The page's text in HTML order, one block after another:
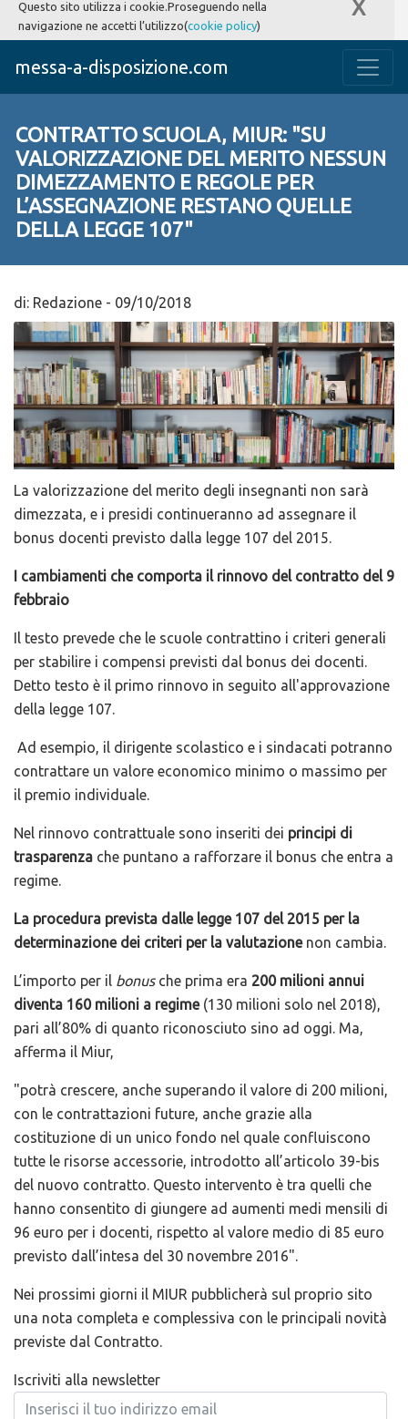
Questo sito utilizza i cookie.Proseguendo nella
navigazione ne accetti l’utilizzo(cookie policy)
X
messa-a-disposizione.com
CONTRATTO SCUOLA, MIUR: "SU
VALORIZZAZIONE DEL MERITO NESSUN
DIMEZZAMENTO E REGOLE PER
L’ASSEGNAZIONE RESTANO QUELLE
DELLA LEGGE 107"
di: Redazione - 09/10/2018
La valorizzazione del merito degli insegnanti non sarà
dimezzata, e i presidi continueranno ad assegnare il
bonus docenti previsto dalla legge 107 del 2015.
I cambiamenti che comporta il rinnovo del contratto del 9
febbraio
Il testo prevede che le scuole contrattino i criteri generali
per stabilire i compensi previsti dal bonus dei docenti.
Detto testo è il primo rinnovo in seguito all'approvazione
della legge 107.
Ad esempio, il dirigente scolastico e i sindacati potranno
contrattare un valore economico minimo o massimo per
il premio individuale.
Nel rinnovo contrattuale sono inseriti dei principi di
trasparenza che puntano a rafforzare il bonus che entra a
regime.
La procedura prevista dalle legge 107 del 2015 per la
determinazione dei criteri per la valutazionenon cambia.
L’importo per il bonusche prima era 200 milioni annui
diventa 160 milioni a regime(130 milioni solo nel 2018),
pari all’80% di quanto riconosciuto sino ad oggi. Ma,
afferma il Miur,
"potrà crescere, anche superando il valore di 200 milioni,
con le contrattazioni future, anche grazie alla
costituzione di un unico fondo nel quale confluiscono
tutte le risorse accessorie, introdotto all’articolo 39-bis
del nuovo contratto. Questo intervento è tra quelli che
hanno consentito di giungere ad aumenti medi mensili di
96 euro per i docenti, rispetto al valore medio di 85 euro
previsto dall’intesa del 30 novembre 2016".
Nei prossimi giorni il MIUR pubblicherà sul proprio sito
una nota completa e complessiva con le principali novità
previste dal Contratto.
Iscriviti alla newsletter